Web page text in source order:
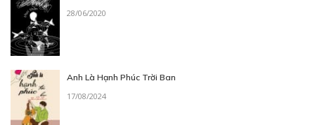
28/06/2020
Anh Là Hạnh Phúc Trời Ban
17/08/2024